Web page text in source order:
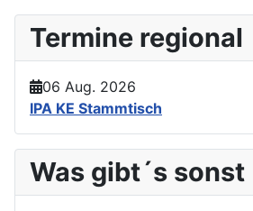
Termine regional
06 Aug. 2026
IPA KE Stammtisch
Was gibt´s sonst